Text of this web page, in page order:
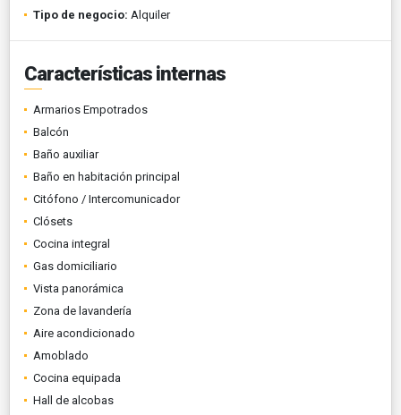
Tipo de negocio: Alquiler
Características internas
Armarios Empotrados
Balcón
Baño auxiliar
Baño en habitación principal
Citófono / Intercomunicador
Clósets
Cocina integral
Gas domiciliario
Vista panorámica
Zona de lavandería
Aire acondicionado
Amoblado
Cocina equipada
Hall de alcobas